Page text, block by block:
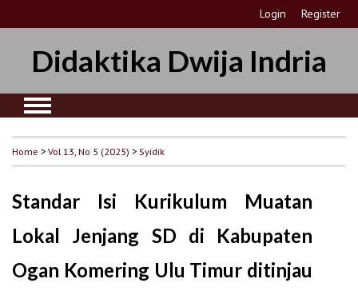
Login Register
Didaktika Dwija Indria
Home >Vol 13, No 5 (2025) > Syidik
Standar Isi Kurikulum Muatan
Lokal Jenjang SD di Kabupaten
Ogan Komering Ulu Timur ditinjau